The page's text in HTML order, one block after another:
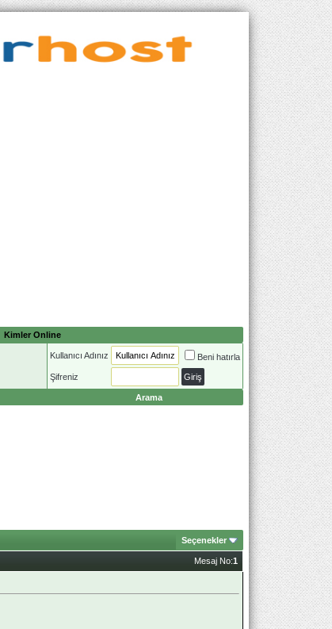
Kimler Online
Kullanıcı Adınız Beni hatırla
Şifreniz
Arama
Seçenekler
Mesaj No:1